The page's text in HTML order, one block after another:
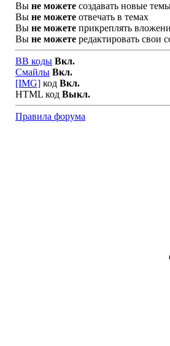
Вы не можете создавать новые
Вы не можете отвечать в темах
Вы не можете прикреплять
Вы не можете редактировать свои
BB коды Вкл.
Смайлы Вкл.
[IMG] код Вкл.
HTML код Выкл.
Правила форума